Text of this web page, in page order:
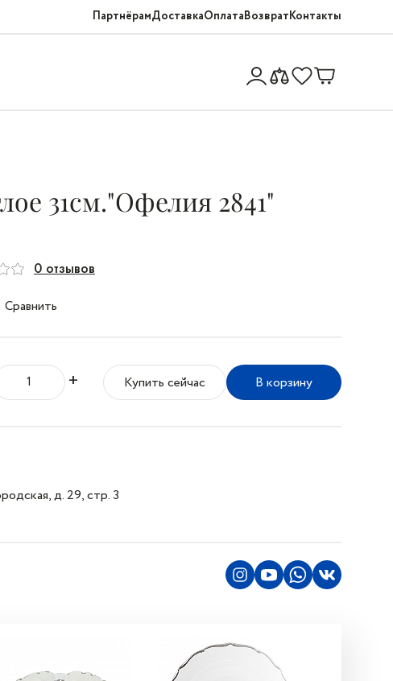
ПартнёрамДоставкаОплатаВозвратКонтакты
31см."Офелия 2841"
0 отзывов
Сравнить
+ Купить сейчас В корзину
д. 29, стр. 3